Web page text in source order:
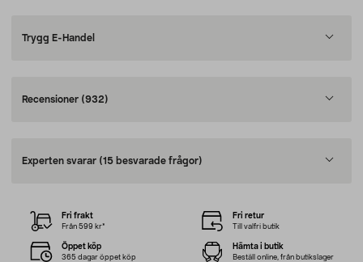
Trygg E-Handel
Recensioner (932)
Experten svarar (15 besvarade frågor)
Fri frakt
Från 599 kr*
Fri retur
Till valfri butik
Öppet köp
365 dagar öppet köp
Hämta i butik
Beställ online, från butikslager